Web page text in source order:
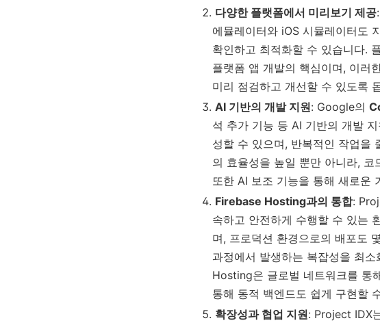
다양한 플랫폼에서 미리보기 제공
에뮬레이터와 iOS 시뮬레이터도
확인하고 최적화할 수 있습니다.
플랫폼 앱 개발의 핵심이며, 이러
미리 점검하고 개선할 수 있도록
AI 기반의 개발 지원: Google의
석 추가 기능 등 AI 기반의 개발
성할 수 있으며, 반복적인 작업을
의 효율성을 높일 뿐만 아니라,
또한 AI 보조 기능을 통해 새로운
Firebase Hosting과의 통합:
속하고 안전하게 수행할 수 있는
며, 프로덕션 환경으로의 배포도
과정에서 발생하는 복잡성을 최
Hosting은 글로벌 네트워크를 통
통해 동적 백엔드도 쉽게 구현할
확장성과 협업 지원: Project IDX